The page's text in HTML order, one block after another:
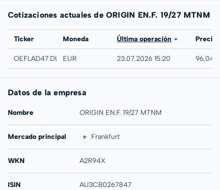
Cotizaciones actuales de ORIGIN EN.F. 19/27 MTNM
Bolsa
Ticker Moneda Última operación Precio
Düsseldorf
OEFLAD47.DUSBEUR 23.07.2026 15:20 96,04
Datos de la empresa
Nombre ORIGIN EN.F. 19/27 MTNM
Mercado principal Frankfurt
WKN A2R94X
ISIN AU3CB0267847